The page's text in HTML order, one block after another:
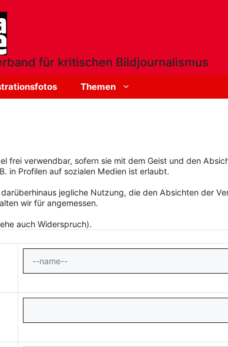
für kritischen Bildjournalismus
Themen
frei verwendbar, sofern sie mit dem Geist und den
in Profilen auf sozialen Medien ist erlaubt.
jegliche Nutzung, die den Absichten der
wir für angemessen.
auch Widerspruch).